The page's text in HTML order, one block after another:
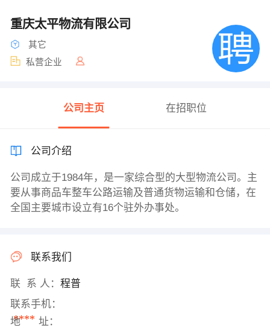
重庆太平物流有限公司
其它
私营企业
公司主页 在招职位
公司介绍
公司成立于1984年，是一家综合型的大型物流公司。主
要从事商品车整车公路运输及普通货物运输和仓储，在
全国主要城市设立有16个驻外办事处。
联系我们
联 系 人： 程普
联系手机：
****
地 址：